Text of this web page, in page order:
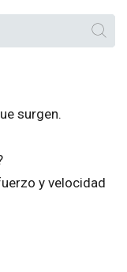
surgen.
y velocidad